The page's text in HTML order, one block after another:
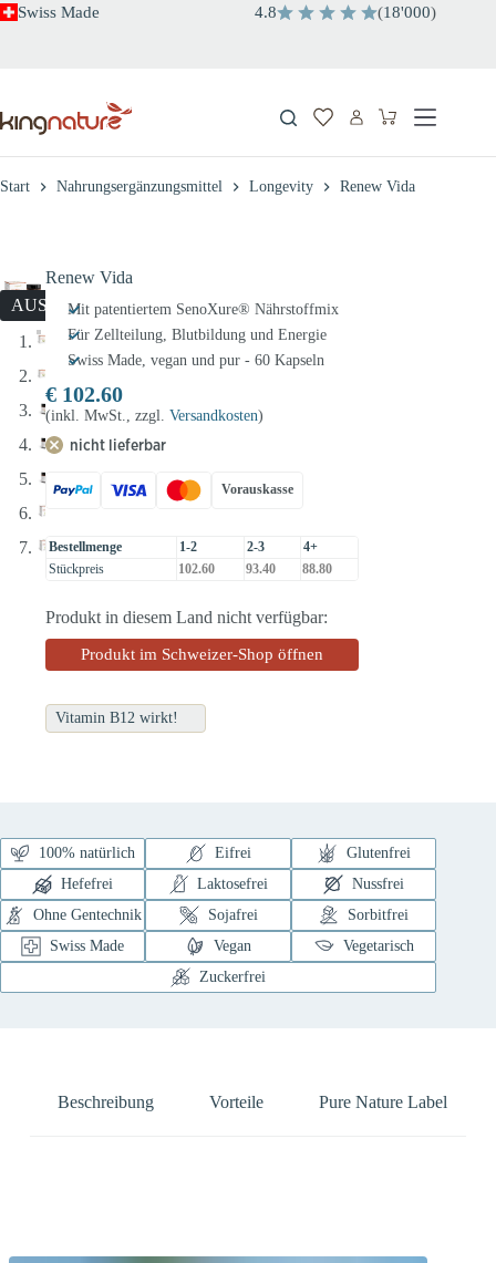
ZumSwiss Made 4.8 (18'000)
Warenkorb
Start Nahrungsergänzungsmittel Longevity Renew Vida
AUSVERKAUFT
Renew Vida
Mit patentiertem SenoXure® Nährstoffmix
Für Zellteilung, Blutbildung und Energie
Swiss Made, vegan und pur - 60 Kapseln
€ 102.60
(inkl. MwSt., zzgl. Versandkosten)
nicht lieferbar
Vorauskasse
Bestellmenge 1-2 2-3
4+
Stückpreis
102.60 93.40 88.80
Produkt in diesem Land nicht verfügbar:
Produkt im Schweizer-Shop öffnen
Vitamin B12 wirkt!
100% natürlich Eifrei
Glutenfrei
Hefefrei
Laktosefrei
Nussfrei
Ohne Gentechnik
Sojafrei
Sorbitfrei
Swiss Made
Vegan
Vegetarisch
Zuckerfrei
Beschreibung Vorteile Pure Nature Label